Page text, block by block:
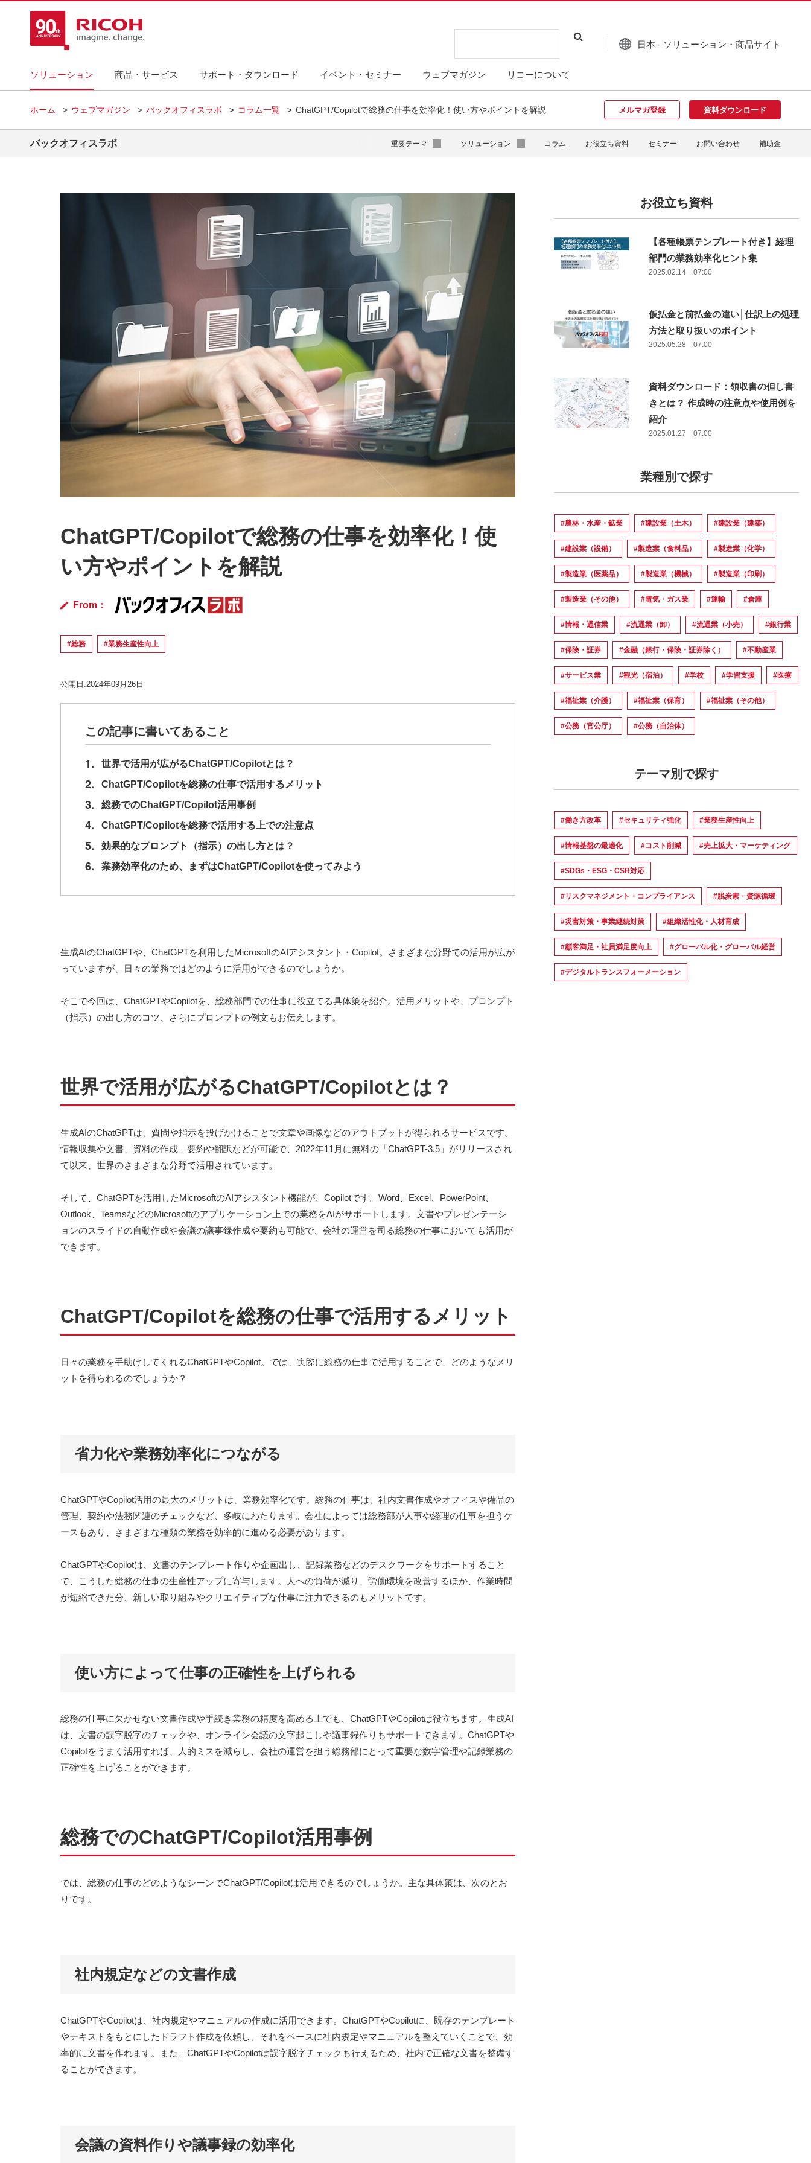
ソリューション 商品・サービス サポート・ダウンロード イベント・セミナー ウェブマガジン リコーについて
日本 - ソリューション・商品サイト
ホーム ウェブマガジン バックオフィスラボ コラム一覧 ChatGPT/Copilotで総務の仕事を効率化！使い方やポイントを解説 メルマガ登録 資料ダウンロード
バックオフィスラボ 重要テーマ ソリューション コラム お役立ち資料 セミナー お問い合わせ 補助金
ChatGPT/Copilotで総務の仕事を効率化！使
い方やポイントを解説
From：
#総務 #業務生産性向上
公開日:2024年09月26日
この記事に書いてあること
1. 世界で活用が広がるChatGPT/Copilotとは？
2. ChatGPT/Copilotを総務の仕事で活用するメリット
3. 総務でのChatGPT/Copilot活用事例
4. ChatGPT/Copilotを総務で活用する上での注意点
5. 効果的なプロンプト（指示）の出し方とは？
6. 業務効率化のため、まずはChatGPT/Copilotを使ってみよう
生成AIのChatGPTや、ChatGPTを利用したMicrosoftのAIアシスタント・Copilot。さまざまな分野での活用が広が
っていますが、日々の業務ではどのように活用ができるのでしょうか。
そこで今回は、ChatGPTやCopilotを、総務部門での仕事に役立てる具体策を紹介。活用メリットや、プロンプト
（指示）の出し方のコツ、さらにプロンプトの例文もお伝えします。
世界で活用が広がるChatGPT/Copilotとは？
生成AIのChatGPTは、質問や指示を投げかけることで文章や画像などのアウトプットが得られるサービスです。
情報収集や文書、資料の作成、要約や翻訳などが可能で、2022年11月に無料の「ChatGPT-3.5」がリリースされ
て以来、世界のさまざまな分野で活用されています。
そして、ChatGPTを活用したMicrosoftのAIアシスタント機能が、Copilotです。Word、Excel、PowerPoint、
Outlook、TeamsなどのMicrosoftのアプリケーション上での業務をAIがサポートします。文書やプレゼンテーシ
ョンのスライドの自動作成や会議の議事録作成や要約も可能で、会社の運営を司る総務の仕事においても活用が
できます。
ChatGPT/Copilotを総務の仕事で活用するメリット
日々の業務を手助けしてくれるChatGPTやCopilot。では、実際に総務の仕事で活用することで、どのようなメリ
ットを得られるのでしょうか？
省力化や業務効率化につながる
ChatGPTやCopilot活用の最大のメリットは、業務効率化です。総務の仕事は、社内文書作成やオフィスや備品の
管理、契約や法務関連のチェックなど、多岐にわたります。会社によっては総務部が人事や経理の仕事を担うケ
ースもあり、さまざまな種類の業務を効率的に進める必要があります。
ChatGPTやCopilotは、文書のテンプレート作りや企画出し、記録業務などのデスクワークをサポートすること
で、こうした総務の仕事の生産性アップに寄与します。人への負荷が減り、労働環境を改善するほか、作業時間
が短縮できた分、新しい取り組みやクリエイティブな仕事に注力できるのもメリットです。
使い方によって仕事の正確性を上げられる
総務の仕事に欠かせない文書作成や手続き業務の精度を高める上でも、ChatGPTやCopilotは役立ちます。生成AI
は、文書の誤字脱字のチェックや、オンライン会議の文字起こしや議事録作りもサポートできます。ChatGPTや
Copilotをうまく活用すれば、人的ミスを減らし、会社の運営を担う総務部にとって重要な数字管理や記録業務の
正確性を上げることができます。
総務でのChatGPT/Copilot活用事例
では、総務の仕事のどのようなシーンでChatGPT/Copilotは活用できるのでしょうか。主な具体策は、次のとお
りです。
社内規定などの文書作成
ChatGPTやCopilotは、社内規定やマニュアルの作成に活用できます。ChatGPTやCopilotに、既存のテンプレート
やテキストをもとにしたドラフト作成を依頼し、それをベースに社内規定やマニュアルを整えていくことで、効
率的に文書を作れます。また、ChatGPTやCopilotは誤字脱字チェックも行えるため、社内で正確な文書を整備す
ることができます。
会議の資料作りや議事録の効率化
お役立ち資料
【各種帳票テンプレート付き】経理
部門の業務効率化ヒント集
2025.02.14 07:00
仮払金と前払金の違い│仕訳上の処理
方法と取り扱いのポイント
2025.05.28 07:00
資料ダウンロード：領収書の但し書
きとは？ 作成時の注意点や使用例を
紹介
2025.01.27 07:00
業種別で探す
#農林・水産・鉱業 #建設業（土木） #建設業（建築）
#建設業（設備） #製造業（食料品） #製造業（化学）
#製造業（医薬品） #製造業（機械） #製造業（印刷）
#製造業（その他） #電気・ガス業 #運輸 #倉庫
#情報・通信業 #流通業（卸） #流通業（小売） #銀行業
#保険・証券 #金融（銀行・保険・証券除く） #不動産業
#サービス業 #観光（宿泊） #学校 #学習支援 #医療
#福祉業（介護） #福祉業（保育） #福祉業（その他）
#公務（官公庁） #公務（自治体）
テーマ別で探す
#働き方改革 #セキュリティ強化 #業務生産性向上
#情報基盤の最適化 #コスト削減 #売上拡大・マーケティング
#SDGs・ESG・CSR対応
#リスクマネジメント・コンプライアンス #脱炭素・資源循環
#災害対策・事業継続対策 #組織活性化・人材育成
#顧客満足・社員満足度向上 #グローバル化・グローバル経営
#デジタルトランスフォーメーション